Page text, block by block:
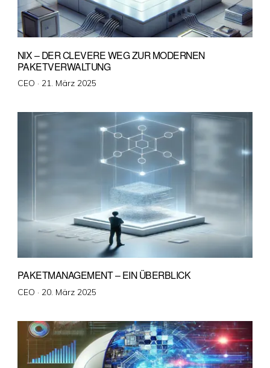
NIX – DER CLEVERE WEG ZUR MODERNEN
PAKETVERWALTUNG
CEO · Veröffentlicht
21. März 2025
PAKETMANAGEMENT – EIN ÜBERBLICK
CEO · Veröffentlicht
20. März 2025